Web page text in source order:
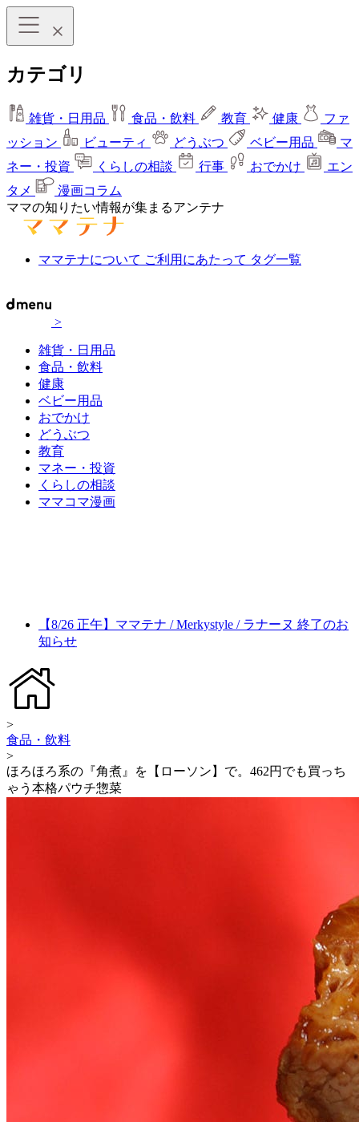
カテゴリ
雑貨・日用品 食品・飲料 教育 健康
ファ
ッション
ビューティ どうぶつ ベビー用品
マ
ネー・投資
くらしの相談 行事 おでかけ
エン
タメ
漫画コラム
ママの知りたい情報が集まるアンテナ
ママテナについて ご利用にあたって タグ一覧
>
雑貨・日用品
食品・飲料
健康
ベビー用品
おでかけ
どうぶつ
教育
マネー・投資
くらしの相談
ママコマ漫画
【8/26 正午】ママテナ / Merkystyle / ラナーヌ 終了のお
知らせ
>
食品・飲料
>
ほろほろ系の『角煮』を【ローソン】で。462円でも買っち
ゃう本格パウチ惣菜